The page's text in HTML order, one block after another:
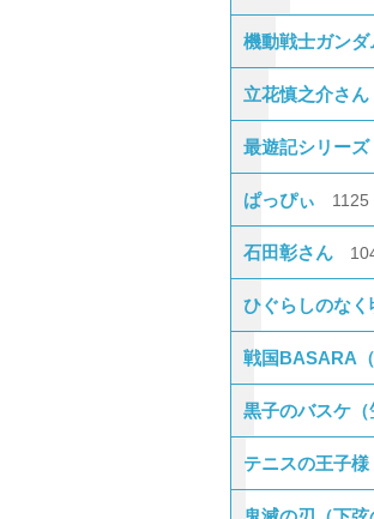
機動戦士ガンダ
立花慎之介さん
最遊記シリーズ
ぱっぴぃ 1125
石田彰さん
ひぐらしのなく
戦国BASARA（
黒子のバスケ（
テニスの王子様